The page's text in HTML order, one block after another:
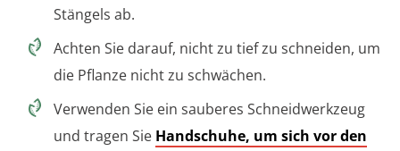
Stängels ab.
Achten Sie darauf, nicht zu tief zu schneiden, um
die Pflanze nicht zu schwächen.
Verwenden Sie ein sauberes Schneidwerkzeug
und tragen Sie Handschuhe, um sich vor den